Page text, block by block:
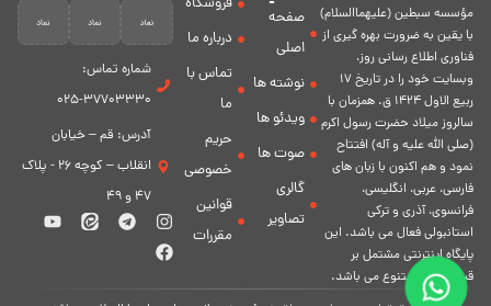
مؤسسه سبطين (عليهماالسلام)
با يقين به ضرورت بهره گیرى از
فناورى اطلاع رسانى روز،
وبسایت خود را در تاريخ 17
ربيع الاول 1424 ق. همزمان با
سالروز ميلاد حضرت رسول اكرم
(صلی الله علیه و آله) افتتاح
نمود و هم اكنون با زبان های
فارسی، عربى، انگلیسی،
فرانسوی، آذری و ترکی
استانبولی فعال مى باشد. اين
پايگاه اينترنتى مشتمل بر
قسمت هاى متنوع مى باشد.
صفحه
اصلی
نوشته ها
ویدئو ها
صوت ها
گالری
تصاویر
درباره ما
تماس با
ما
حریم
خصوصی
قوانین
مقررات
شماره تماس:
37703330-025
آدرس: قم – خیابان
انقلاب – کوچه 26 - پلاک
47 و 49